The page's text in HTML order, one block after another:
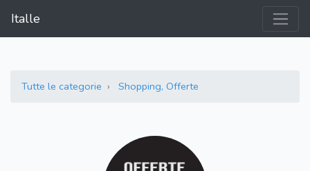
Italle
Tutte le categorie Shopping, Offerte